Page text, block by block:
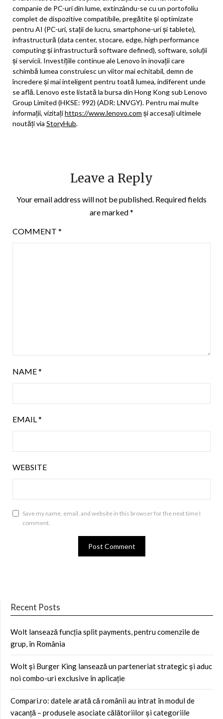
companie de PC-uri din lume, extinzându-se cu un portofoliu
complet de dispozitive compatibile, pregătite și optimizate
pentru AI (PC-uri, stații de lucru, smartphone-uri și tablete),
infrastructură (data center, stocare, edge, high performance
computing și infrastructură software defined), software, soluții
și servicii. Investițiile continue ale Lenovo în inovații care
schimbă lumea construiesc un viitor mai echitabil, demn de
încredere și mai inteligent pentru toată lumea, indiferent unde
se află. Lenovo este listată la bursa din Hong Kong sub Lenovo
Group Limited (HKSE: 992) (ADR: LNVGY). Pentru mai multe
informații, vizitațihttps://www.lenovo.com și accesați ultimele
noutăți via StoryHub.
Leave a Reply
Your email address will not be published. Required fields
are marked*
COMMENT *
NAME*
EMAIL *
WEBSITE
Save my name, email, and website in this browser for the next time I
comment.
Recent Posts
Wolt lansează funcția split payments, pentru comenzile de
grup, în România
Wolt și Burger King lansează un parteneriat strategic și aduc
noi combo-uri exclusive în aplicație
Compari.ro: datele arată că românii au intrat în modul de
vacanță – produsele asociate călătoriilor și categoriile